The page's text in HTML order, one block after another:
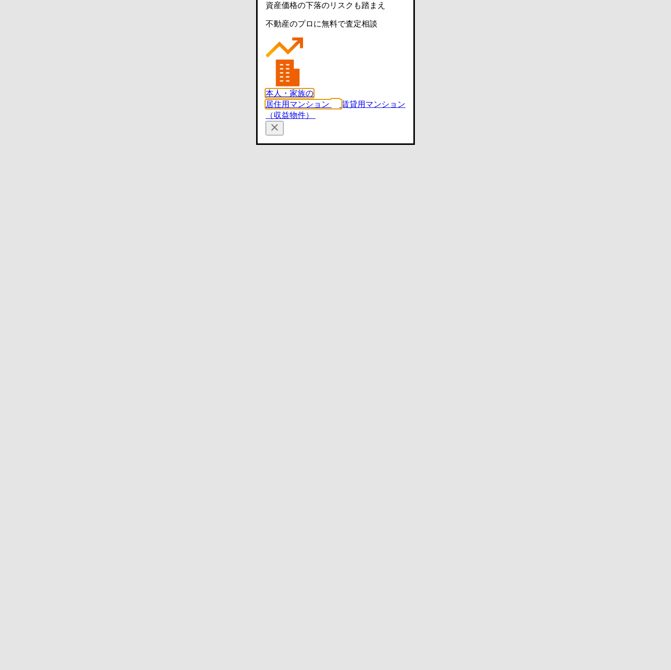
資産価格の下落のリスクも踏まえ
不動産のプロに無料で査定相談
本人・家族の
居住用マンション
賃貸用マンション
（収益物件）